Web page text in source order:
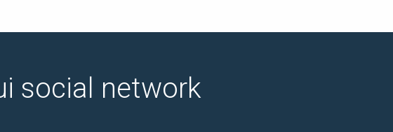
social network